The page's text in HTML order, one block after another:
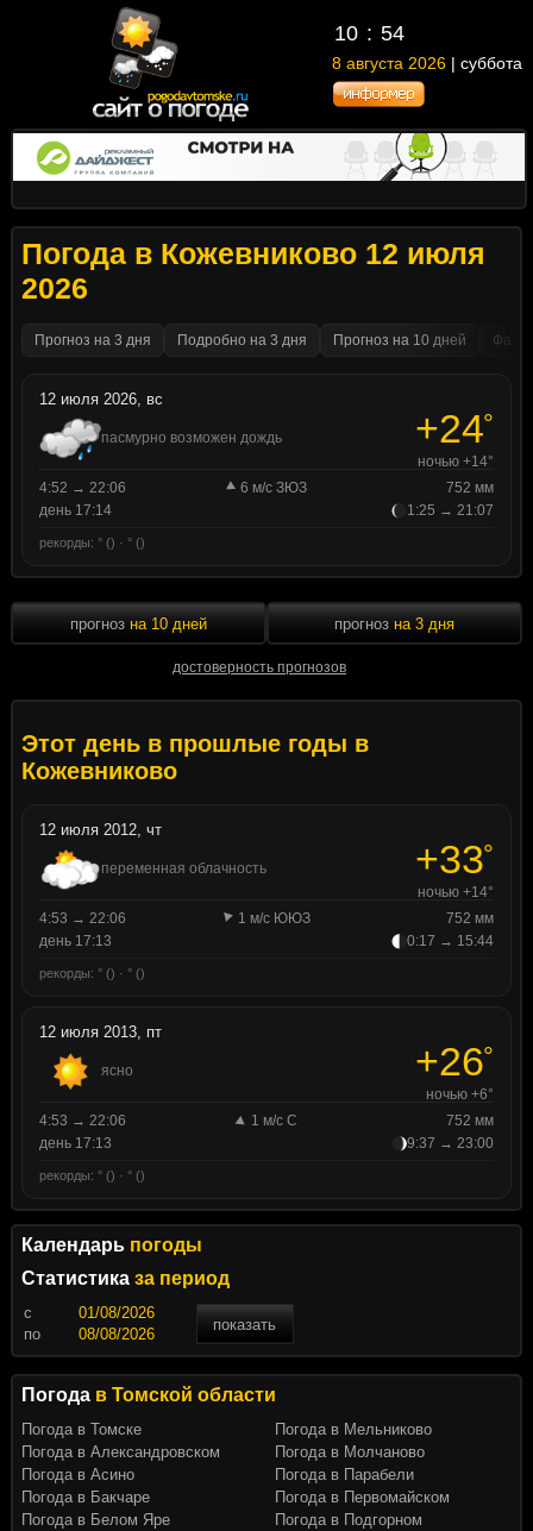
10 54
8 августа 2026 | суббота
Погода в Кожевниково 12 июля
2026
Прогноз на 3 дня Подробно на 3 дня Прогноз на 10 дней
12 июля 2026, вс
пасмурно возможен дождь +24°
ночью +14°
4:52 → 22:06
6 м/с ЗЮЗ
752 мм
день 17:14
1:25 → 21:07
рекорды: ° () · ° ()
прогноз на 10 дней
достоверность прогнозов
прогноз на 3 дня
Этот день в прошлые годы в
Кожевниково
12 июля 2012, чт
переменная облачность +33°
ночью +14°
4:53 → 22:06
1 м/с ЮЮЗ
752 мм
день 17:13
0:17 → 15:44
рекорды: ° () · ° ()
12 июля 2013, пт
ясно +26°
ночью +6°
4:53 → 22:06
1 м/с С
752 мм
день 17:13
9:37 → 23:00
рекорды: ° () · ° ()
Календарь погоды
Статистика за период
c
показать
по
Погода в Томской области
Погода в Томске
Погода в Александровском
Погода в Асино
Погода в Бакчаре
Погода в Белом Яре
Погода в Мельниково
Погода в Молчаново
Погода в Парабели
Погода в Первомайском
Погода в Подгорном